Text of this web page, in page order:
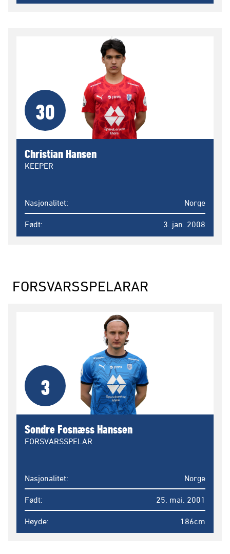
30
Christian Hansen
KEEPER
Nasjonalitet Norge
Født 3. jan. 2008
FORSVARSSPELARAR
3
Sondre Fosnæss Hanssen
FORSVARSSPELAR
Nasjonalitet Norge
Født 25. mai. 2001
Høyde 186cm